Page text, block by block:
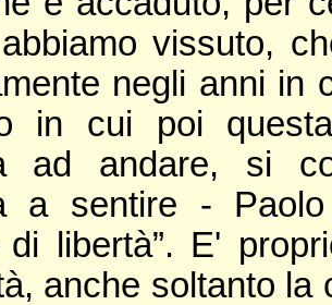
vissuto,
negli anni in
in cui poi
ad andare, si
a sentire -
di libertà”. E'
anche soltanto la